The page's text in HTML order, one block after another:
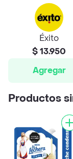
Éxito
$ 13.950
Agregar
Productos